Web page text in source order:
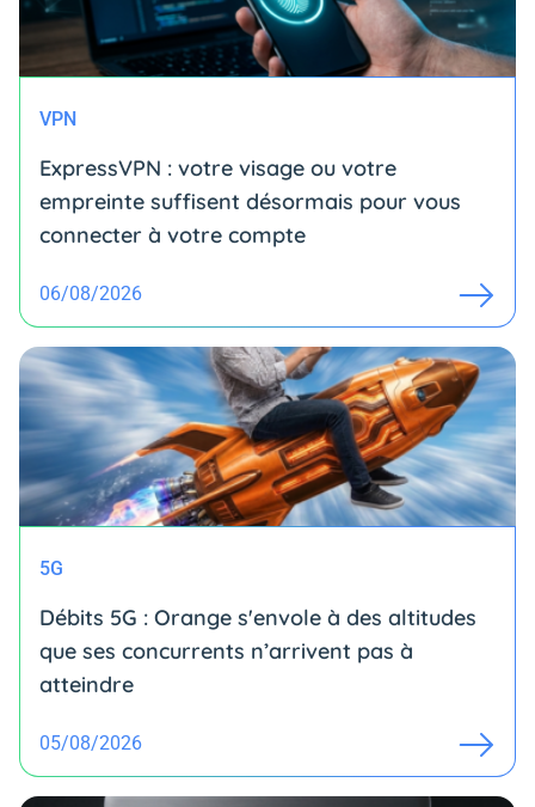
VPN
ExpressVPN : votre visage ou votre
empreinte suffisent désormais pour vous
connecter à votre compte
06/08/2026
5G
Débits 5G : Orange s'envole à des altitudes
que ses concurrents n’arrivent pas à
atteindre
05/08/2026